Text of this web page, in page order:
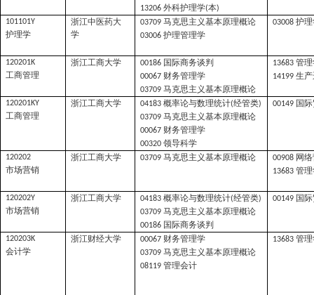
13206外科护理学(本)
101101Y
护理学
浙江中医药大
学
03709马克思主义基本原理概论
03006护理管理学
03008护
120201K
工商管理
浙江工商大学 00186 国际商务谈判
00067 财务管理学
03709马克思主义基本原理概论
13683管
14199生
120201KY
工商管理
浙江工商大学 04183概率论与数理统计(经管类)
03709马克思主义基本原理概论
00067 财务管理学
00320领导科学
00149 国
120202
市场营销
浙江工商大学 03709马克思主义基本原理概论 00908 网
13683管
120202Y
市场营销
浙江工商大学 04183概率论与数理统计(经管类)
03709马克思主义基本原理概论
00186 国际商务谈判
00149 国
120203K
会计学
浙江财经大学 00067 财务管理学
03709马克思主义基本原理概论
08119管理会计
13683管